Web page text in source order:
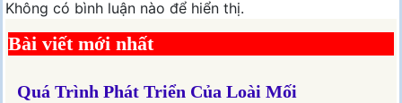
Không có bình luận nào để hiển thị.
Bài viết mới nhất
Quá Trình Phát Triển Của Loài Mối